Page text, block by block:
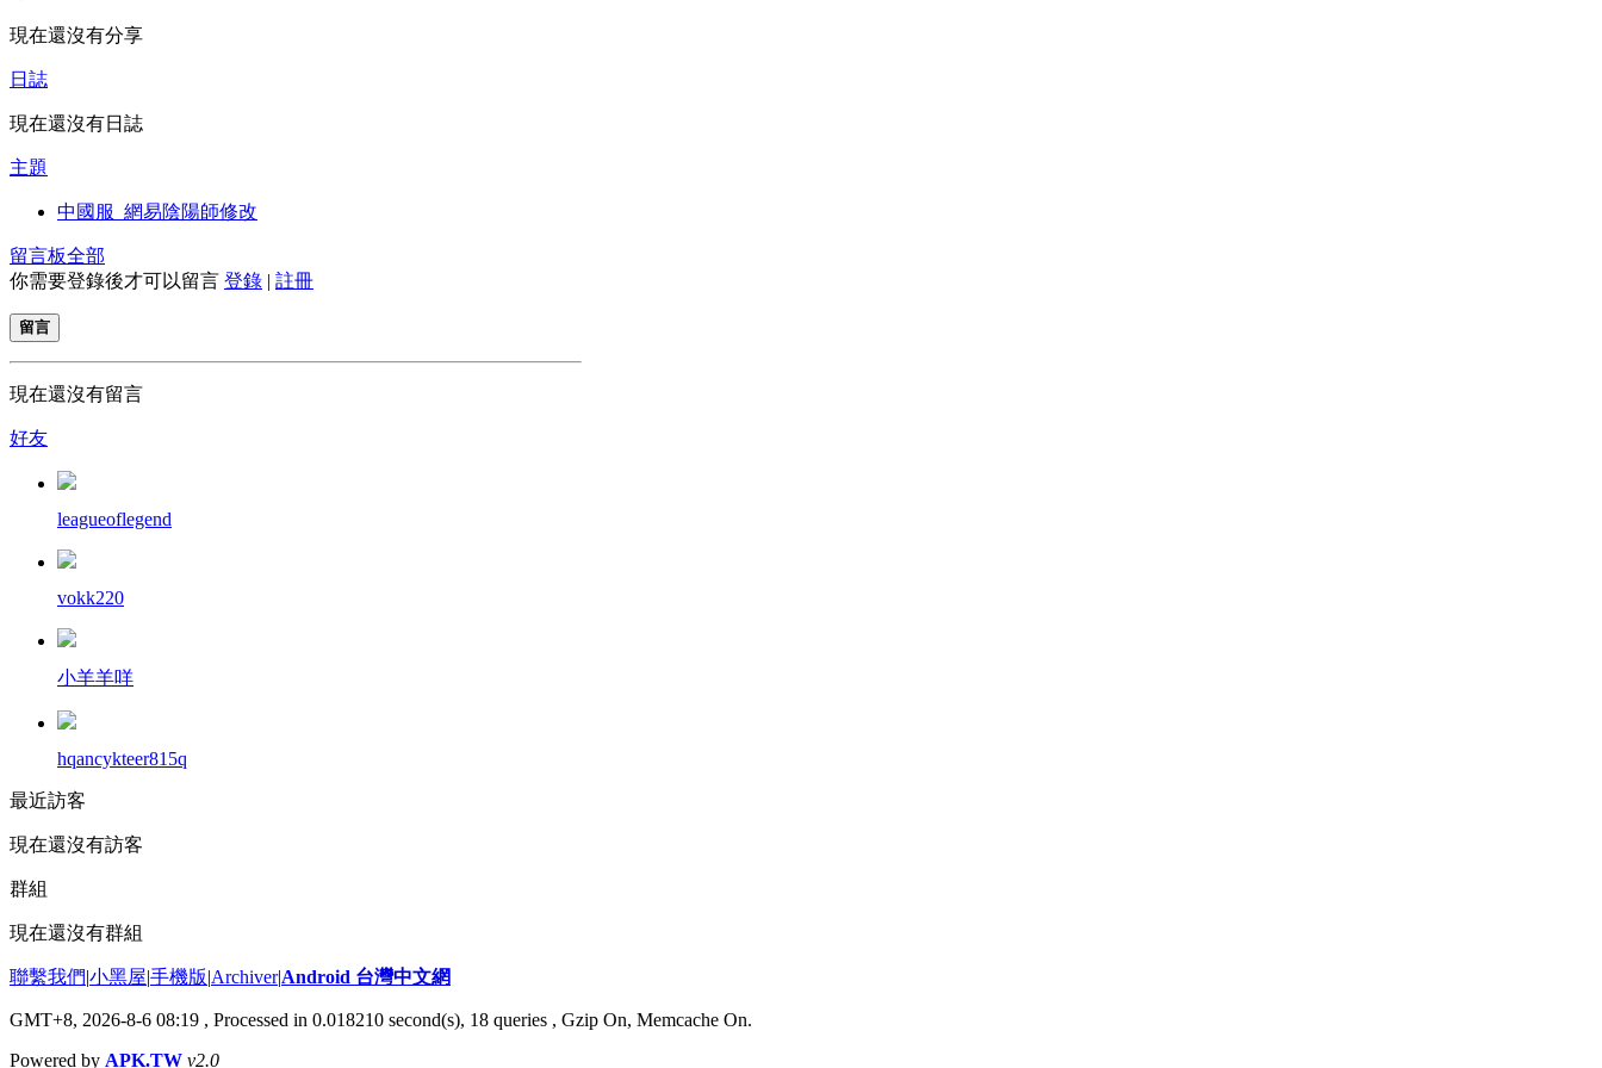
現在還沒有分享
日誌
現在還沒有日誌
主題
中國服_網易陰陽師修改
留言板全部
你需要登錄後才可以留言 登錄 | 註冊
留言
現在還沒有留言
好友
leagueoflegend
vokk220
小羊羊咩
hqancykteer815q
最近訪客
現在還沒有訪客
群組
現在還沒有群組
聯繫我們|小黑屋|手機版|Archiver|Android 台灣中文網
GMT+8, 2026-8-6 08:19 , Processed in 0.018210 second(s), 18 queries , Gzip On, Memcache On.
Powered by APK.TW v2.0